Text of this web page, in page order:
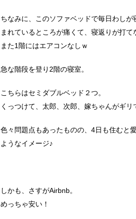
ちなみに、このソファベッドで毎日わし
まれているところが痛くて、寝返りが打て
また1階にはエアコンなしｗ
急な階段を登り2階の寝室。
こちらはセミダブルベッド２つ。
くっつけて、太郎、次郎、嫁ちゃんがギリ
色々問題点もあったものの、4日も住むと
ようなイメージ♪
しかも、さすがAirbnb。
めっちゃ安い！